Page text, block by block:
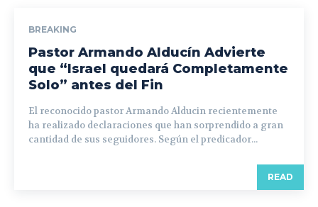
BREAKING
Pastor Armando Alducín Advierte
que “Israel quedará Completamente
Solo” antes del Fin
El reconocido pastor Armando Alducin recientemente
ha realizado declaraciones que han sorprendido a gran
cantidad de sus seguidores. Según el predicador...
READ